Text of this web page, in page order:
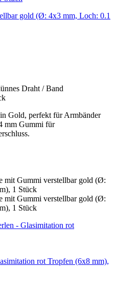
gold (Ø: 4x3 mm, Loch: 0.1
Draht / Band
Gold, perfekt für Armbänder
mm Gummi für
rot Tropfen (6x8 mm),